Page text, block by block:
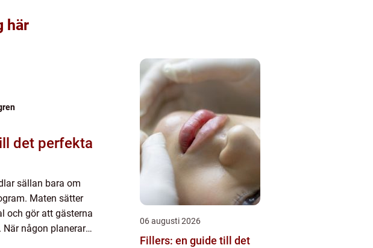
här
det perfekta
sällan bara om
Maten sätter
och gör att gästerna
någon planerar
06 augusti 2026
Fillers: en guide till det